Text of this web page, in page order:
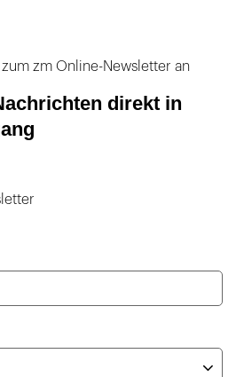
zm Online-Newsletter an
direkt in